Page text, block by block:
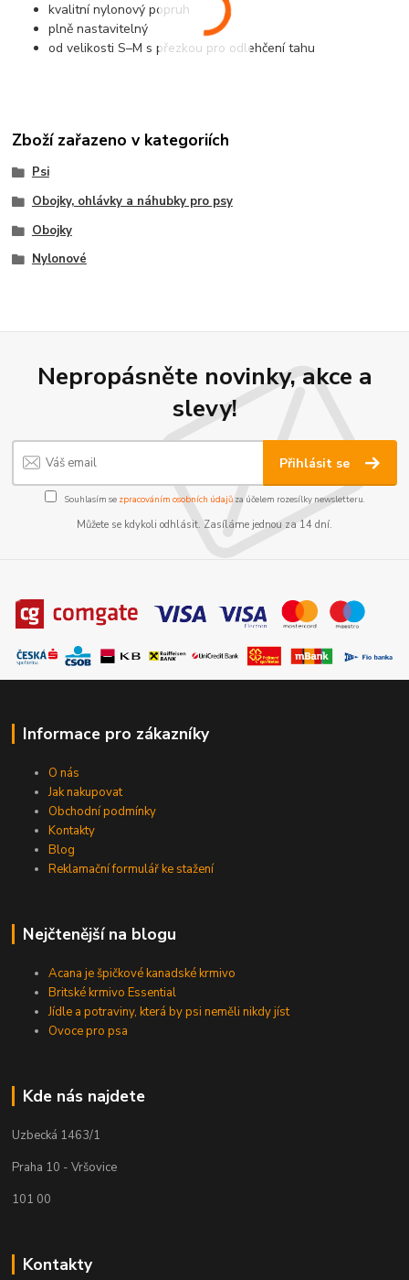
kvalitní nylonový popruh
plně nastavitelný
od velikosti S–M s přezkou pro odlehčení tahu
Zboží zařazeno v kategoriích
Psi
Obojky, ohlávky a náhubky pro psy
Obojky
Nylonové
Nepropásněte novinky, akce a
slevy!
Přihlásit se
Souhlasím se zpracováním osobních údajůza účelem rozesílky newsletteru.
Můžete se kdykoli odhlásit. Zasíláme jednou za 14 dní.
Informace pro zákazníky
O nás
Jak nakupovat
Obchodní podmínky
Kontakty
Blog
Reklamační formulář ke stažení
Nejčtenější na blogu
Acana je špičkové kanadské krmivo
Britské krmivo Essential
Jídle a potraviny, která by psi neměli nikdy jíst
Ovoce pro psa
Kde nás najdete
Uzbecká 1463/1
Praha 10 - Vršovice
101 00
Kontakty